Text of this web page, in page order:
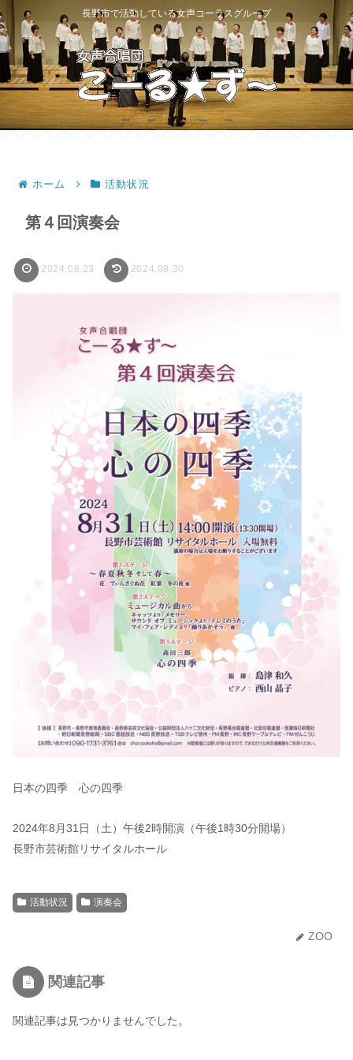
長野市で活動している女声コーラスグループ
ホーム 活動状況
第４回演奏会
2024.08.23 2024.08.30
日本の四季 心の四季
2024年8月31日（土）午後2時開演（午後1時30分開場）
長野市芸術館リサイタルホール
活動状況 演奏会
ZOO
関連記事
関連記事は見つかりませんでした。